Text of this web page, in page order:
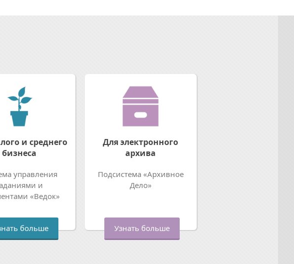
и среднего
бизнеса
управления
и
«Ведок»
больше
Для электронного
архива
Подсистема «Архивное
Дело»
Узнать больше